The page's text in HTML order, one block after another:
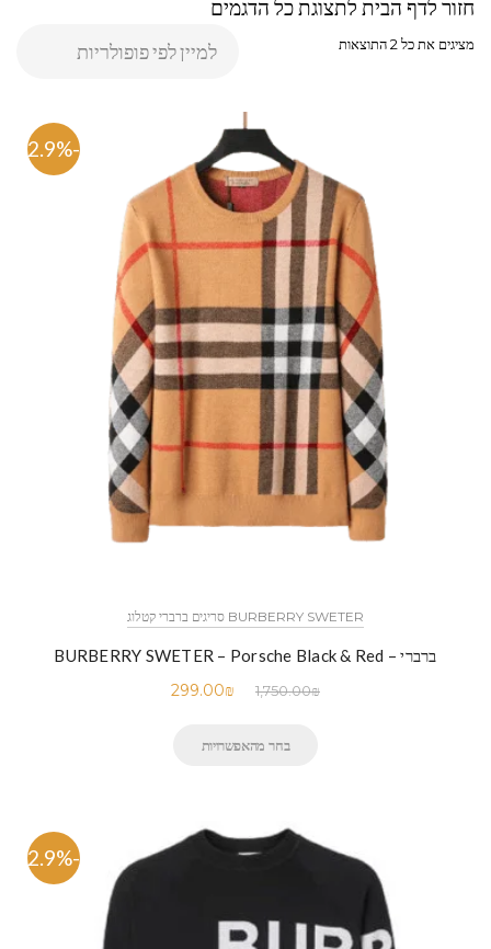
חזור לדף הבית לתצוגת כל הדגמים
מציגים את כל ⁦2⁩ התוצאות
-82.9%
BURBERRY SWETER סריגים ברברי קטלוג
ברברי – BURBERRY SWETER – Porsche Black & Red
1,750.00₪
299.00₪
בחר מהאפשרויות
-82.9%